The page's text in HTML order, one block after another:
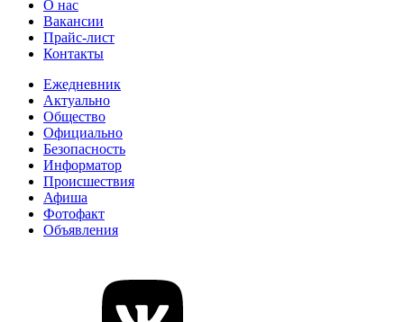
О нас
Вакансии
Прайс-лист
Контакты
Ежедневник
Актуально
Общество
Официально
Безопасность
Информатор
Происшествия
Афиша
Фотофакт
Объявления